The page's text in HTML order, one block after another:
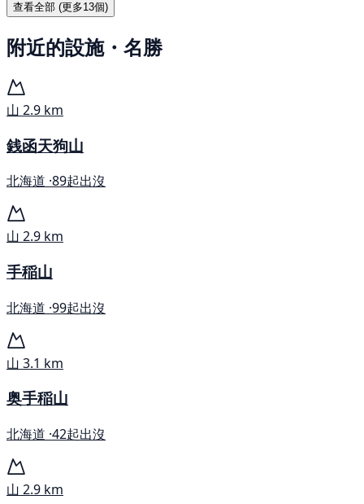
查看全部 (更多13個)
附近的設施・名勝
山 2.9 km
銭函天狗山
北海道 ·89起出沒
山 2.9 km
手稲山
北海道 ·99起出沒
山 3.1 km
奥手稲山
北海道 ·42起出沒
山 2.9 km